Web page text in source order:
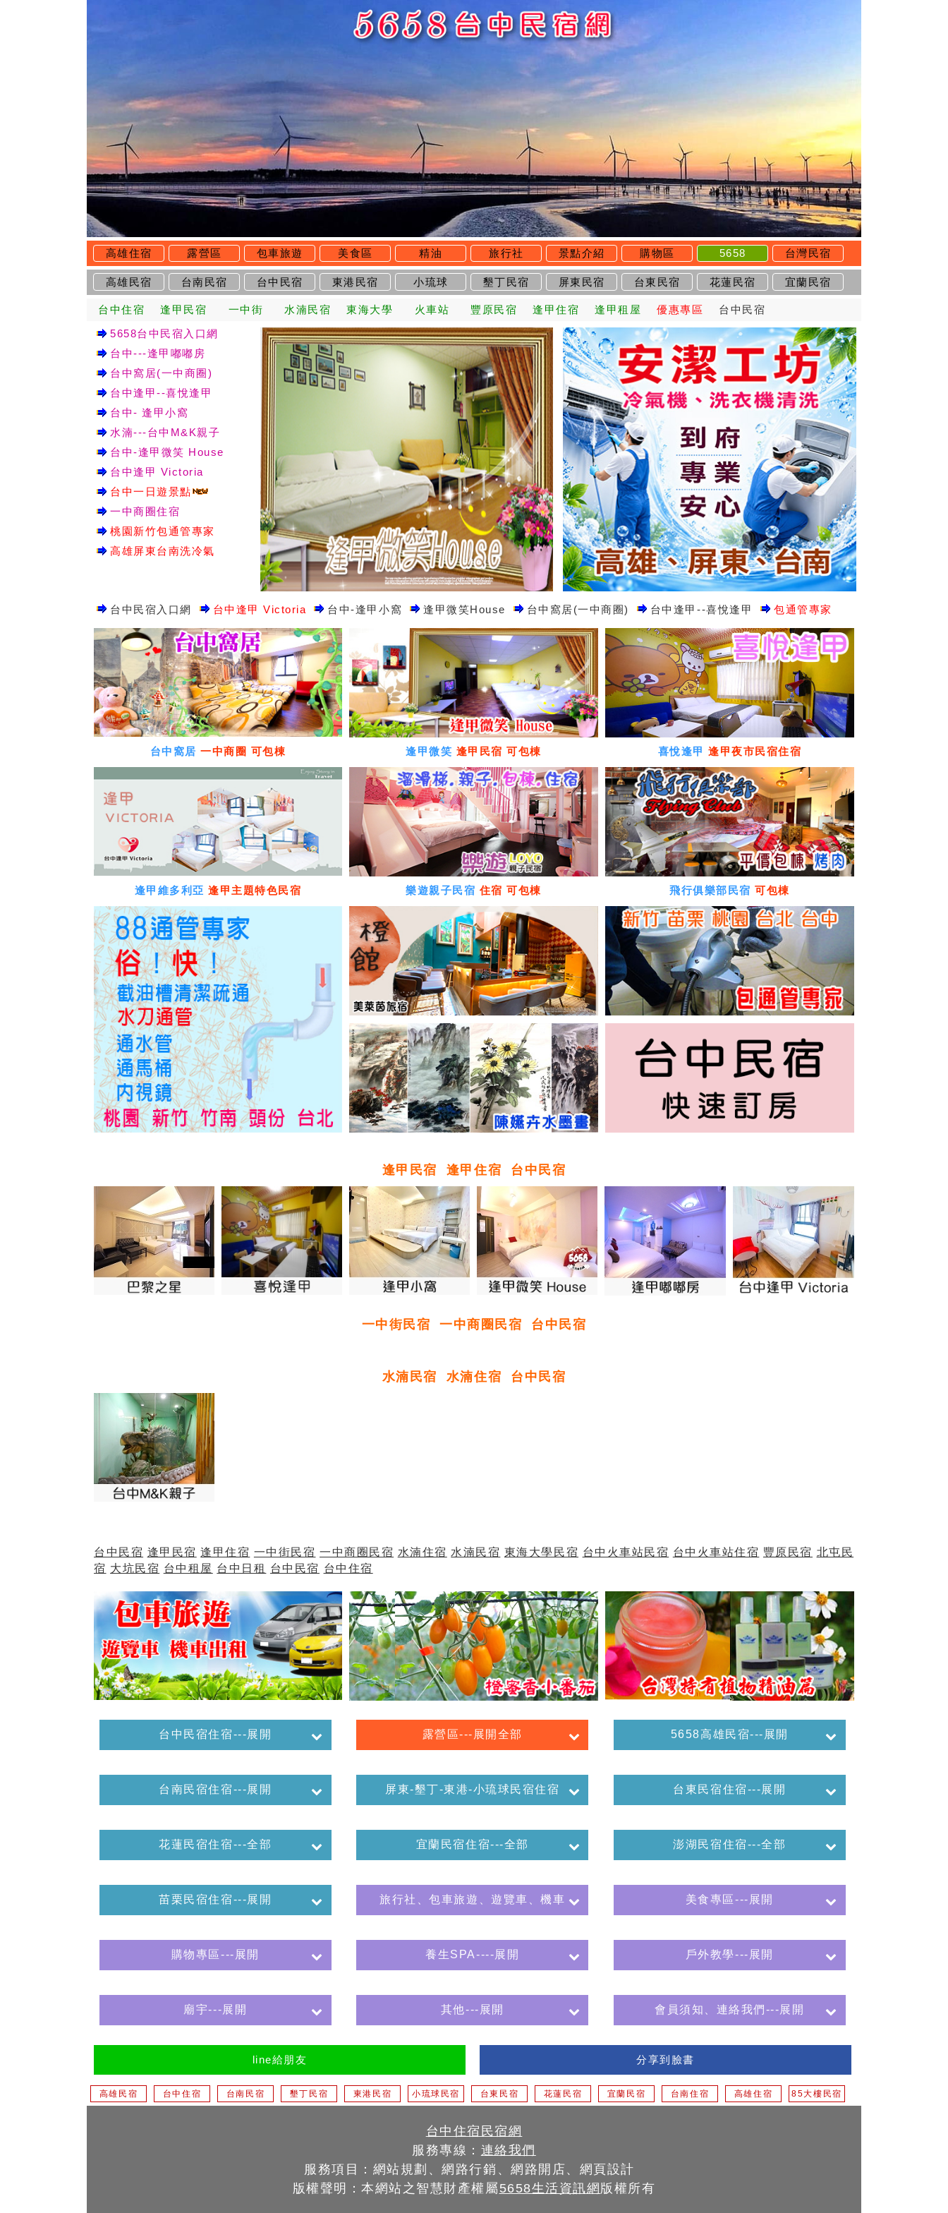
高雄住宿 露營區 包車旅遊 美食區 精油 旅行社 景點介紹 購物區 5658 台灣民宿
高雄民宿 台南民宿 台中民宿 東港民宿 小琉球 墾丁民宿 屏東民宿 台東民宿 花蓮民宿 宜蘭民宿
台中住宿 逢甲民宿 一中街 水湳民宿 東海大學 火車站 豐原民宿 逢甲住宿 逢甲租屋 優惠專區
台中民宿
5658台中民宿入口網
台中---逢甲嘟嘟房
台中窩居(一中商圈)
台中逢甲--喜悅逢甲
台中- 逢甲小窩
水湳---台中M&K親子
台中-逢甲微笑 House
台中逢甲 Victoria
台中一日遊景點
一中商圈住宿
桃園新竹包通管專家
高雄屏東台南洗冷氣
台中民宿入口網 台中逢甲 Victoria 台中-逢甲小窩 逢甲微笑House 台中窩居(一中商圈) 台中逢甲--喜悅逢甲 包通管專家
台中窩居 一中商圈 可包棟 逢甲微笑 逢甲民宿 可包棟 喜悅逢甲 逢甲夜市民宿住宿
逢甲維多利亞 逢甲主題特色民宿 樂遊親子民宿 住宿 可包棟 飛行俱樂部民宿 可包棟
逢甲民宿 逢甲住宿 台中民宿
一中街民宿 一中商圈民宿 台中民宿
水湳民宿 水湳住宿 台中民宿
台中民宿 逢甲民宿 逢甲住宿 一中街民宿 一中商圈民宿 水湳住宿 水湳民宿 東海大學民宿 台中火車站民宿 台中火車站住宿 豐原民宿 北屯民
宿 大坑民宿 台中租屋 台中日租 台中民宿 台中住宿
台中民宿住宿---展開 露營區---展開全部 5658高雄民宿---展開
台南民宿住宿---展開 屏東-墾丁-東港-小琉球民宿住宿 台東民宿住宿---展開
花蓮民宿住宿---全部 宜蘭民宿住宿---全部 澎湖民宿住宿---全部
苗栗民宿住宿---展開 旅行社、包車旅遊、遊覽車、機車 美食專區---展開
購物專區---展開 養生SPA----展開 戶外教學---展開
廟宇---展開 其他---展開 會員須知、連絡我們---展開
line給朋友 分享到臉書
高雄民宿 台中住宿 台南民宿 墾丁民宿 東港民宿 小琉球民宿 台東民宿 花蓮民宿 宜蘭民宿 台南住宿 高雄住宿 85大樓民宿
台中住宿民宿網
服務專線： 連絡我們
服務項目：網站規劃、網路行銷、網路開店、網頁設計
版權聲明：本網站之智慧財產權屬5658生活資訊網版權所有